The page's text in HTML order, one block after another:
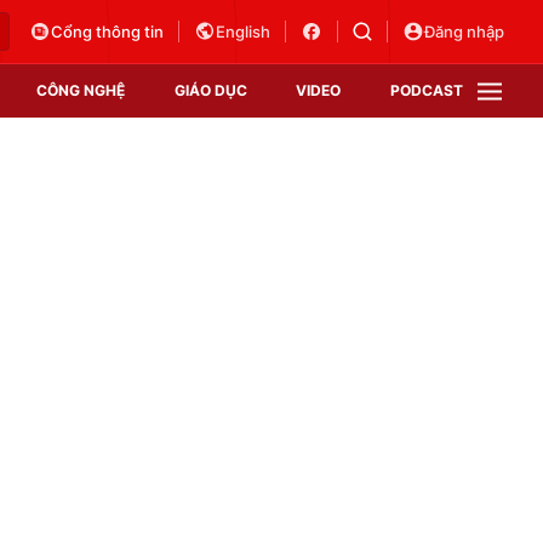
Cổng thông tin English Đăng nhập
CÔNG NGHỆ GIÁO DỤC VIDEO PODCAST